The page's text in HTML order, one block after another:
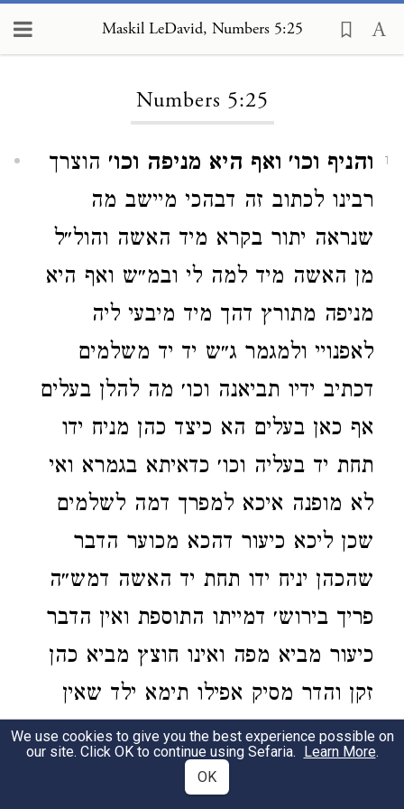
Maskil LeDavid, Numbers 5:25
Numbers 5:25
1 והניף וכו׳ ואף היא מניפה וכו׳ הוצרך
רבינו לכתוב זה דבהכי מיישב מה
שנראה יתור בקרא מיד האשה והול״ל
מן האשה מיד למה לי ובמ״ש ואף היא
מניפה מתורץ דהך מיד מיבעי ליה
לאפנויי ולמגמר ג״ש יד יד משלמים
דכתיב ידיו תביאנה וכו׳ מה להלן בעלים
אף כאן בעלים הא כיצד כהן מניח ידו
תחת יד בעליה וכו׳ כדאיתא בגמרא ואי
לא מופנה איכא למפרך דמה לשלמים
שכן ליכא כיעור דהכא מכוער הדבר
שהכהן יניח ידו תחת יד האשה דמש״ה
פריך בירוש׳ דמייתו התוספת ואין הדבר
כיעור מביא מפה ואינו חוצץ מביא כהן
זקן והדר מסיק אפילו תימא ילד שאין
יצה״ר מצוי לשעה ע״כ והשתא אי לאו
דמופנה ליכא למילף מהתם:
We use cookies to give you the best experience possible on
our site. Click OK to continue using Sefaria. Learn More.
OK